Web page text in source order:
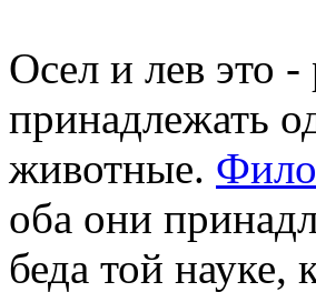
Осел и лев это
принадлежать
животные.
оба они
беда той науке,